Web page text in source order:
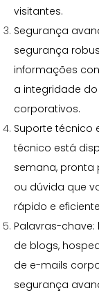
visitantes.
Segurança
segurança
informações
a integridade
corporativos.
Suporte técnico
técnico está
semana,
ou dúvida que
rápido e
Palavras-
de blogs,
de e-mails
segurança